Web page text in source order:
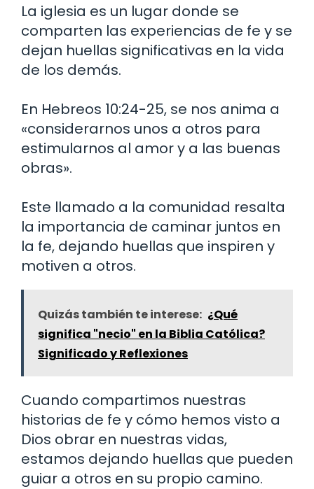
La iglesia es un lugar donde se
comparten las experiencias de fe y se
dejan huellas significativas en la vida
de los demás.
En Hebreos 10:24-25, se nos anima a
«considerarnos unos a otros para
estimularnos al amor y a las buenas
obras».
Este llamado a la comunidad resalta
la importancia de caminar juntos en
la fe, dejando huellas que inspiren y
motiven a otros.
Quizás también te interese: ¿Qué
significa "necio" en la Biblia Católica?
Significado y Reflexiones
Cuando compartimos nuestras
historias de fe y cómo hemos visto a
Dios obrar en nuestras vidas,
estamos dejando huellas que pueden
guiar a otros en su propio camino.